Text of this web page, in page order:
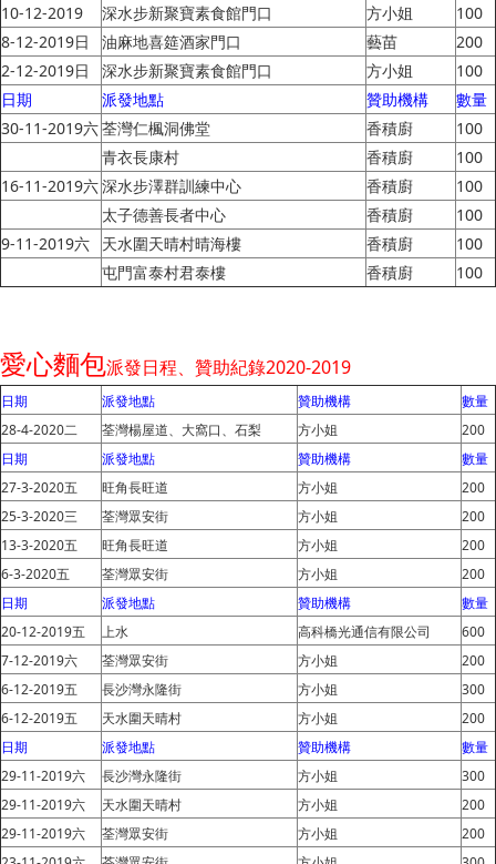
10-12-2019
深水步新聚寶素食館門口 方小姐
100
8-12-2019日
油麻地喜筵酒家門口 藝苗
200
2-12-2019日
深水步新聚寶素食館門口 方小姐
100
日期
派發地點 贊助機構
數量
30-11-2019六荃灣仁楓洞佛堂 香積廚
100
青衣長康村
香積廚
100
16-11-2019六深水步澤群訓練中心 香積廚
100
太子德善長者中心
香積廚
100
9-11-2019六
天水圍天晴村晴海樓 香積廚
100
屯門富泰村君泰樓
香積廚 100
愛心麵包派發日程、贊助紀錄2020-2019
日期 派發地點 贊助機構
數量
28-4-2020二
荃灣楊屋道、大窩口、石梨 方小姐
200
日期
派發地點 贊助機構
數量
27-3-2020五
旺角長旺道 方小姐
200
25-3-2020三
荃灣眾安街 方小姐
200
13-3-2020五
旺角長旺道 方小姐
200
6-3-2020五
荃灣眾安街 方小姐
200
日期
派發地點 贊助機構
數量
20-12-2019五
上水 高科橋光通信有限公司
600
7-12-2019六
荃灣眾安街 方小姐
200
6-12-2019五
長沙灣永隆街 方小姐
300
6-12-2019五
天水圍天晴村 方小姐
200
日期
派發地點 贊助機構
數量
29-11-2019六
長沙灣永隆街 方小姐
300
29-11-2019六
天水圍天晴村 方小姐
200
29-11-2019六
荃灣眾安街 方小姐
200